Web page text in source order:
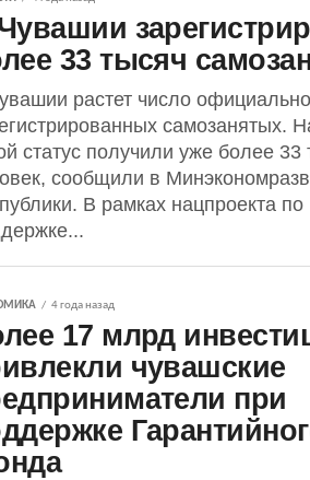
33 тысяч
растет число официально
самозанятых.
статус получили уже более 33
сообщили в
В рамках нацпроекта по
4 года назад
17 млрд
чувашские
при